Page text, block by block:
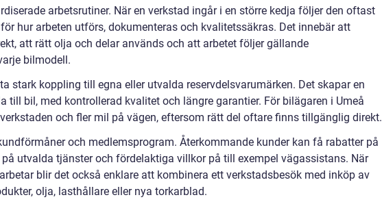
arbetsrutiner. När en verkstad ingår i en större kedja följer den oftast
hur arbeten utförs, dokumenteras och kvalitetssäkras. Det innebär att
att rätt olja och delar används och att arbetet följer gällande
bilmodell.
stark koppling till egna eller utvalda reservdelsvarumärken. Det skapar en
till bil, med kontrollerad kvalitet och längre garantier. För bilägaren i Umeå
och fler mil på vägen, eftersom rätt del oftare finns tillgänglig direkt.
och medlemsprogram. Återkommande kunder kan få rabatter på
utvalda tjänster och fördelaktiga villkor på till exempel vägassistans. När
blir det också enklare att kombinera ett verkstadsbesök med inköp av
olja, lasthållare eller nya torkarblad.